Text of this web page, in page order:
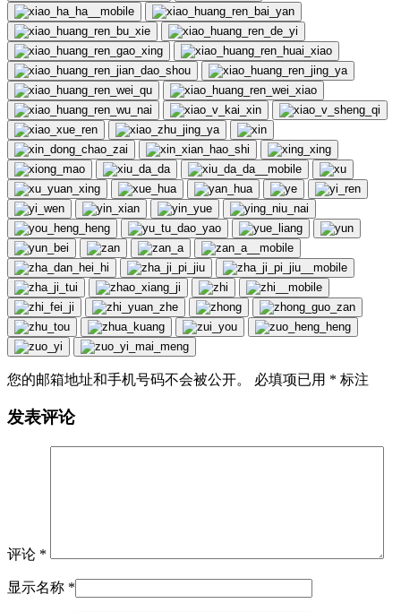
您的邮箱地址和手机号码不会被公开。 必填项已用 * 标注
发表评论
评论 *
显示名称 *